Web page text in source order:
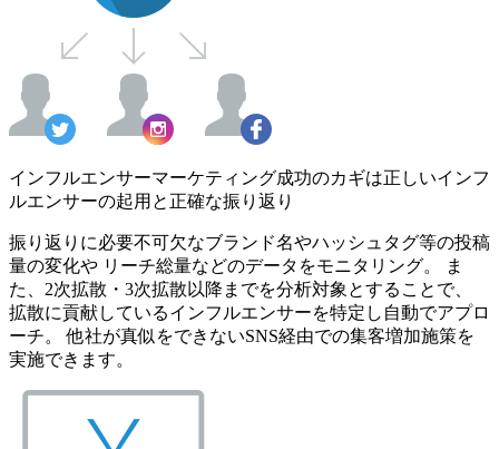
インフルエンサーマーケティング成功のカギは正しいインフ
ルエンサーの起用と正確な振り返り
振り返りに必要不可欠なブランド名やハッシュタグ等の投稿
量の変化や リーチ総量などのデータをモニタリング。 ま
た、2次拡散・3次拡散以降までを分析対象とすることで、
拡散に貢献しているインフルエンサーを特定し自動でアプロ
ーチ。 他社が真似をできないSNS経由での集客増加施策を
実施できます。